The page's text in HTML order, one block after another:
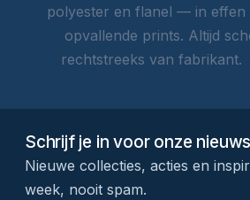
polyester en flanel — in
opvallende prints. Altijd
rechtstreeks van fabrikant.
Schrijf je in voor onze
Nieuwe collecties, acties en
week, nooit spam.